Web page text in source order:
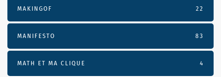
MAKINGOF 22
MANIFESTO 83
MATH ET MA CLIQUE 4